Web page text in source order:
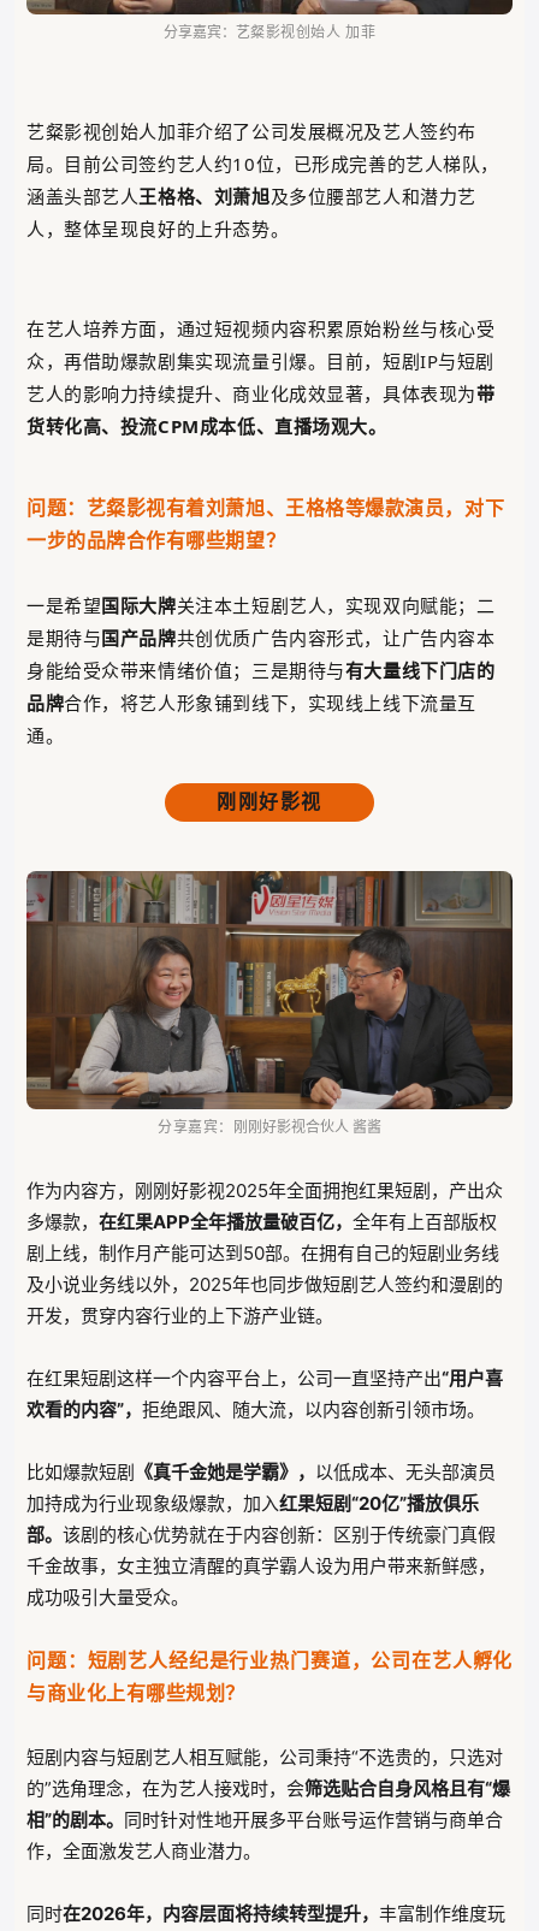
分享嘉宾： 艺粲影视创始人 加菲
艺粲影视创始人加菲介绍了公司发展概况及艺人签约布
局。目前公司签约艺人约10位，已形成完善的艺人梯队，
涵盖头部艺人王格格、刘萧旭及多位腰部艺人和潜力艺
人，整体呈现良好的上升态势。
在艺人培养方面，通过短视频内容积累原始粉丝与核心受
众，再借助爆款剧集实现流量引爆。目前，短剧IP与短剧
艺人的影响力持续提升、商业化成效显著，具体表现为带
货转化高、投流CPM成本低、直播场观大。
问题：艺粲影视有着刘萧旭、王格格等爆款演员，对下
一步的品牌合作有哪些期望？
一是希望国际大牌关注本土短剧艺人，实现双向赋能；二
是期待与国产品牌共创优质广告内容形式，让广告内容本
身能给受众带来情绪价值；三是期待与有大量线下门店的
品牌合作，将艺人形象铺到线下，实现线上线下流量互
通。
刚刚好影视
分享嘉宾： 刚刚好影视合伙人 酱酱
作为内容方，刚刚好影视2025年全面拥抱红果短剧，产出众
多爆款， 在红果APP全年播放量破百亿， 全年有上百部版权
剧上线，制作月产能可达到50部。在拥有自己的短剧业务线
及小说业务线以外，2025年也同步做短剧艺人签约和漫剧的
开发，贯穿内容行业的上下游产业链。
在红果短剧这样一个内容平台上，公司一直坚持产出“用户喜
欢看的内容”， 拒绝跟风、随大流，以内容创新引领市场。
比如爆款短剧 《真千金她是学霸》， 以低成本、无头部演员
加持成为行业现象级爆款，加入红果短剧“20亿”播放俱乐
部。 该剧的核心优势就在于内容创新：区别于传统豪门真假
千金故事，女主独立清醒的真学霸人设为用户带来新鲜感，
成功吸引大量受众。
问题：短剧艺人经纪是行业热门赛道，公司在艺人孵化
与商业化上有哪些规划？
短剧内容与短剧艺人相互赋能，公司秉持“不选贵的，只选对
的”选角理念，在为艺人接戏时，会筛选贴合自身风格且有“爆
相”的剧本。 同时针对性地开展多平台账号运作营销与商单合
作，全面激发艺人商业潜力。
同时在2026年，内容层面将持续转型提升， 丰富制作维度玩